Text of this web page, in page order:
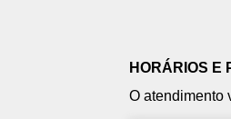
HORÁRIOS E
O atendimento